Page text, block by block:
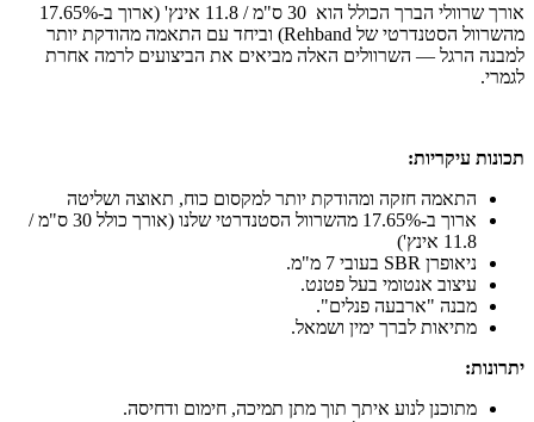
אורך שרוולי הברך הכולל הוא 30 ס"מ / 11.8 אינץ' (ארוך ב‑17.65%
מהשרוול הסטנדרטי של Rehband) וביחד עם התאמה מהודקת יותר
למבנה הרגל — השרוולים האלה מביאים את הביצועים לרמה אחרת
לגמרי.
תכונות עיקריות:
התאמה חזקה ומהודקת יותר למקסום כוח, תאוצה ושליטה
ארוך ב‑17.65% מהשרוול הסטנדרטי שלנו (אורך כולל 30 ס"מ /
11.8 אינץ')
ניאופרן SBR בעובי 7 מ"מ.
עיצוב אנטומי בעל פטנט.
מבנה "ארבעה פנלים".
מתיאות לברך ימין ושמאל.
יתרונות:
מתוכנן לנוע איתך תוך מתן תמיכה, חימום ודחיסה.